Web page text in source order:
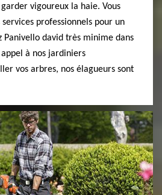
vigoureux la haie. Vous
professionnels pour un
Panivello david très minime dans
à nos jardiniers
vos arbres, nos élagueurs sont